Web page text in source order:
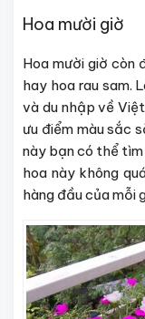
Hoa mười giờ
Hoa mười giờ còn
hay hoa rau sam.
và du nhập về
ưu điểm màu sắc
này bạn có thể
hoa này không
hàng đầu của mỗi